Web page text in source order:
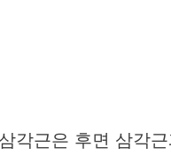
각근은 후면 삼각